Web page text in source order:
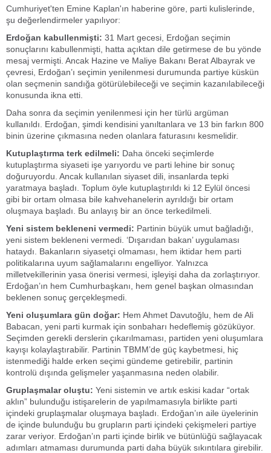
Cumhuriyet'ten Emine Kaplan'ın haberine göre, parti kulislerinde,
şu değerlendirmeler yapılıyor:
Erdoğan kabullenmişti: 31 Mart gecesi, Erdoğan seçimin
sonuçlarını kabullenmişti, hatta açıktan dile getirmese de bu yönde
mesaj vermişti. Ancak Hazine ve Maliye Bakanı Berat Albayrak ve
çevresi, Erdoğan’ı seçimin yenilenmesi durumunda partiye küskün
olan seçmenin sandığa götürülebileceği ve seçimin kazanılabileceği
konusunda ikna etti.
Daha sonra da seçimin yenilenmesi için her türlü argüman
kullanıldı. Erdoğan, şimdi kendisini yanıltanlara ve 13 bin farkın 800
binin üzerine çıkmasına neden olanlara faturasını kesmelidir.
Kutuplaştırma terk edilmeli: Daha önceki seçimlerde
kutuplaştırma siyaseti işe yarıyordu ve parti lehine bir sonuç
doğuruyordu. Ancak kullanılan siyaset dili, insanlarda tepki
yaratmaya başladı. Toplum öyle kutuplaştırıldı ki 12 Eylül öncesi
gibi bir ortam olmasa bile kahvehanelerin ayrıldığı bir ortam
oluşmaya başladı. Bu anlayış bir an önce terkedilmeli.
Yeni sistem bekleneni vermedi: Partinin büyük umut bağladığı,
yeni sistem bekleneni vermedi. ‘Dışarıdan bakan’ uygulaması
hataydı. Bakanların siyasetçi olmaması, hem iktidar hem parti
politikalarına uyum sağlamalarını engelliyor. Yalnızca
milletvekillerinin yasa önerisi vermesi, işleyişi daha da zorlaştırıyor.
Erdoğan’ın hem Cumhurbaşkanı, hem genel başkan olmasından
beklenen sonuç gerçekleşmedi.
Yeni oluşumlara gün doğar: Hem Ahmet Davutoğlu, hem de Ali
Babacan, yeni parti kurmak için sonbaharı hedeflemiş gözüküyor.
Seçimden gerekli derslerin çıkarılmaması, partiden yeni oluşumlara
kayışı kolaylaştırabilir. Partinin TBMM’de güç kaybetmesi, hiç
istenmediği halde erken seçimi gündeme getirebilir, partinin
kontrolü dışında gelişmeler yaşanmasına neden olabilir.
Gruplaşmalar oluştu: Yeni sistemin ve artık eskisi kadar “ortak
aklın” bulunduğu istişarelerin de yapılmamasıyla birlikte parti
içindeki gruplaşmalar oluşmaya başladı. Erdoğan’ın aile üyelerinin
de içinde bulunduğu bu grupların parti içindeki çekişmeleri partiye
zarar veriyor. Erdoğan’ın parti içinde birlik ve bütünlüğü sağlayacak
adımları atmaması durumunda parti daha büyük sıkıntılara girebilir.